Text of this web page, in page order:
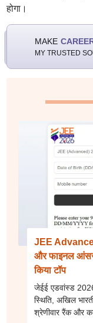
होगा।
MAKE
MY TRUSTED
JEE
और फाइनल
किया टॉप
जेईई एडवांस्ड 2026
स्थिति, अखिल
श्रेणीवार रैंक और